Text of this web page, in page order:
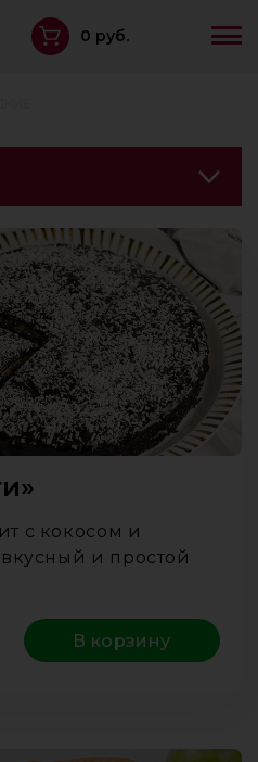
0 руб.
с кокосом и
и простой
В корзину